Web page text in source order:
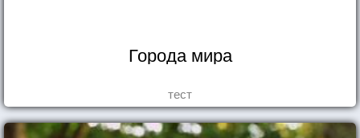
Города мира
тест